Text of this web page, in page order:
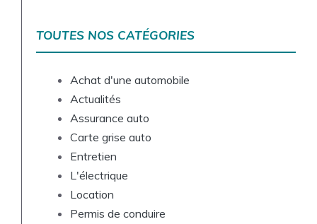
TOUTES NOS CATÉGORIES
Achat d'une automobile
Actualités
Assurance auto
Carte grise auto
Entretien
L'électrique
Location
Permis de conduire